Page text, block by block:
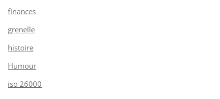
finances
grenelle
histoire
Humour
iso 26000